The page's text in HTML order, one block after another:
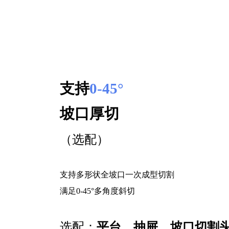
支持0-45°
坡口厚切
（选配）
支持多形状全坡口一次成型切割
满足0-45°多角度斜切